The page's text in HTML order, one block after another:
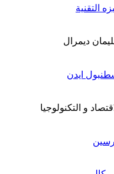
التقنية
ديمرال
ايدن
و التكنولوجيا